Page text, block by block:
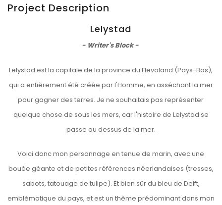
Project Description
Lelystad
- Writer's Block -
Lelystad est la capitale de la province du Flevoland (Pays-Bas),
qui a entièrement été créée par l'Homme, en asséchant la mer
pour gagner des terres. Je ne souhaitais pas représenter
quelque chose de sous les mers, car l'histoire de Lelystad se
passe au dessus de la mer.
Voici donc mon personnage en tenue de marin, avec une
bouée géante et de petites références néerlandaises (tresses,
sabots, tatouage de tulipe). Et bien sûr du bleu de Delft,
emblématique du pays, et est un thème prédominant dans mon